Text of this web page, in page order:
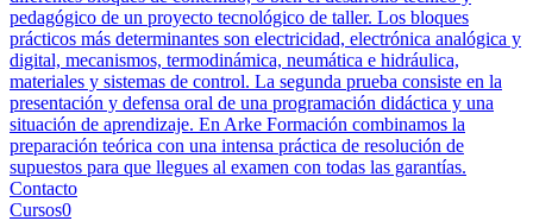
pedagógico de un proyecto tecnológico de taller. Los bloques
prácticos más determinantes son electricidad, electrónica analógica y
digital, mecanismos, termodinámica, neumática e hidráulica,
materiales y sistemas de control. La segunda prueba consiste en la
presentación y defensa oral de una programación didáctica y una
situación de aprendizaje. En Arke Formación combinamos la
preparación teórica con una intensa práctica de resolución de
supuestos para que llegues al examen con todas las garantías.
Contacto
Cursos0